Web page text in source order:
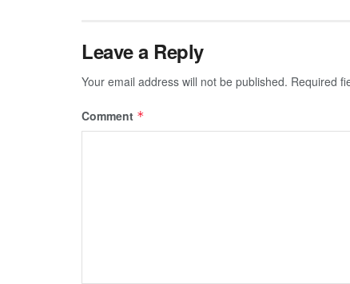
Leave a Reply
Your email address will not be published. Required
Comment *